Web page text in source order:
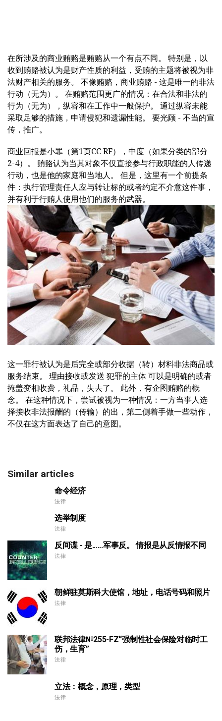
在所涉及的商业贿赂是贿赂从一个有点不同。 特别是，以
收到贿赂被认为是财产性质的利益，受贿的主题将被视为非
法财产相关的服务。 不像贿赂，商业贿赂 - 这是唯一的非法
行动（无为）。 在贿赂范围更广的情况：在合法和非法的
行为（无为），纵容和在工作中一般保护。 通过纵容未能
采取足够的措施，申请侵犯和遗漏性能。 要光顾 - 不当的宣
传，推广。
商业回报是小罪（第1页CC RF），中度（如果分类的部分
2-4）。 贿赂认为当其对象不仅直接参与行政职能的人传递
行动，也是他的家庭和当地人。 但是，这里有一个前提条
件：执行管理责任人应与转让标的或者约定不介意这件事，
并有利于行贿人使用他们的服务的武器。
这一罪行被认为是后完全或部分收据（转）材料非法商品或
服务结束。 理由接收或发送 犯罪的主体 可以是明确的或者
掩盖变相收费，礼品，失去了。 此外，有企图贿赂的概
念。 在这种情况下，尝试被视为一种情况：一方当事人选
择接收非法报酬的（传输）的出，第二侧着手做一些动作，
不仅在这方面表达了自己的意图。
Similar articles
命令经济
法律
选举制度
法律
反间谍 - 是......军事反。 情报是从反情报不同
法律
朝鲜驻莫斯科大使馆，地址，电话号码和照片
法律
联邦法律№255-FZ“强制性社会保险对临时工
伤，生育”
法律
立法：概念，原理，类型
法律